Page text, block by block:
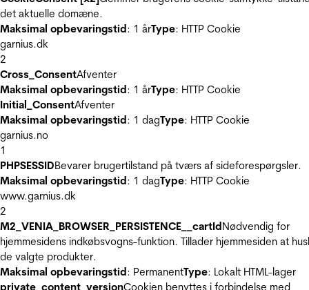
det aktuelle domæne.
Maksimal opbevaringstid: 1 årType: HTTP Cookie
garnius.dk
2
Cross_ConsentAfventer
Maksimal opbevaringstid: 1 årType: HTTP Cookie
Initial_ConsentAfventer
Maksimal opbevaringstid: 1 dagType: HTTP Cookie
garnius.no
1
PHPSESSIDBevarer brugertilstand på tværs af sideforespørgsler.
Maksimal opbevaringstid: 1 dagType: HTTP Cookie
www.garnius.dk
2
M2_VENIA_BROWSER_PERSISTENCE__cartIdNødvendig for
hjemmesidens indkøbsvogns-funktion. Tillader hjemmesiden at
de valgte produkter.
Maksimal opbevaringstid: PermanentType: Lokalt HTML-lager
private_content_versionCookien benyttes i forbindelse med